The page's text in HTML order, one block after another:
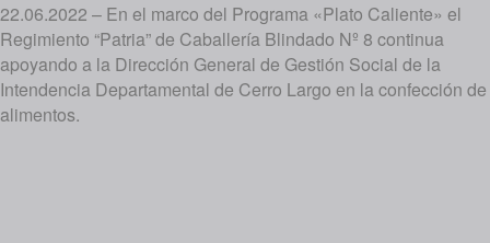
22.06.2022 – En el marco del Programa «Plato Caliente» el
Regimiento “Patria” de Caballería Blindado Nº 8 continua
apoyando a la Dirección General de Gestión Social de la
Intendencia Departamental de Cerro Largo en la confección de
alimentos.